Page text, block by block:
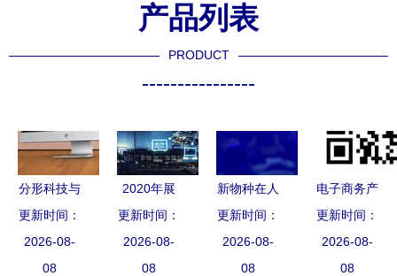
产品列表
PRODUCT
----------------
分形科技与
电子商务技
术开发 从
系统百科到
更新时间：
2026-08-
08
2020年展
望 AI驱动
工业大生产
加速与智能
更新时间：
2026-08-
08
新物种在人
间 电子商
务技术开发
的数字革命
更新时间：
2026-08-
08
电子商务产
品开发经理
与技术开发
的协同之道
更新时间：
2026-08-
08